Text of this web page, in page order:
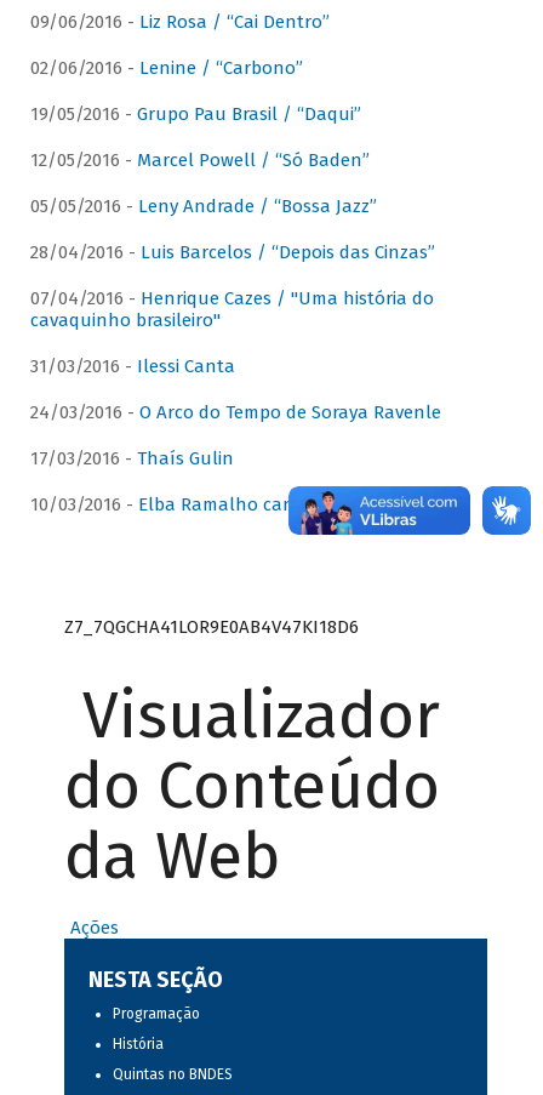
09/06/2016 - Liz Rosa / “Cai Dentro”
02/06/2016 - Lenine / “Carbono”
19/05/2016 - Grupo Pau Brasil / “Daqui”
12/05/2016 - Marcel Powell / “Só Baden”
05/05/2016 - Leny Andrade / “Bossa Jazz”
28/04/2016 - Luis Barcelos / “Depois das Cinzas”
07/04/2016 - Henrique Cazes / "Uma história do
cavaquinho brasileiro"
31/03/2016 - Ilessi Canta
24/03/2016 - O Arco do Tempo de Soraya Ravenle
17/03/2016 - Thaís Gulin
10/03/2016 - Elba Ramalho canta Dominguinhos
Z7_7QGCHA41LOR9E0AB4V47KI18D6
Visualizador
do Conteúdo
da Web
Ações
NESTA SEÇÃO
Programação
História
Quintas no BNDES